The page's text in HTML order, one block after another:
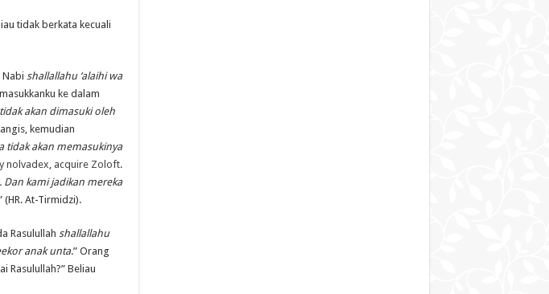
tidak berkata kecuali
shallallahu ‘alaihi wa
ke dalam
akan dimasuki oleh
kemudian
tidak akan memasukinya
nolvadex, acquire Zoloft.
kami jadikan mereka
(HR. At-Tirmidzi).
Rasulullah shallallahu
anak unta.” Orang
Rasulullah?” Beliau